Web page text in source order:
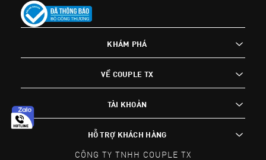
KHÁM PHÁ
VỀ COUPLE TX
TÀI KHOẢN
HỖ TRỢ KHÁCH HÀNG
CÔNG TY TNHH COUPLE TX